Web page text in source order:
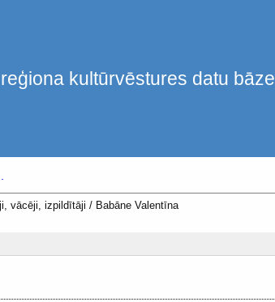
kultūrvēstures datu bāze
vācēji, izpildītāji / Babāne Valentīna